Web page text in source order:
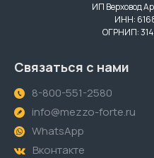
ИП Верховод
ИНН:
ОГРНИП:
Связаться с нами
8-800-551-2580
info@mezzo-forte.ru
WhatsApp
Вконтакте